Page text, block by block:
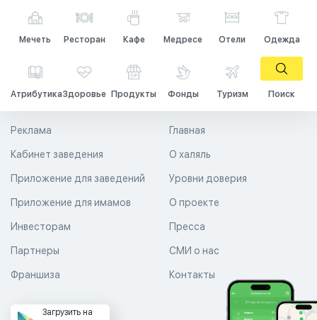
Мечеть Ресторан Кафе Медресе Отели Одежда
АтрибутикаЗдоровье Продукты Фонды Туризм Поиск
Главная
О халяль
Уровни доверия
Реклама
Кабинет заведения
Приложение для заведений
Приложение для имамов О проекте
Пресса
СМИ о нас
Контакты
Инвесторам
Партнеры
Франшиза
Загрузить на